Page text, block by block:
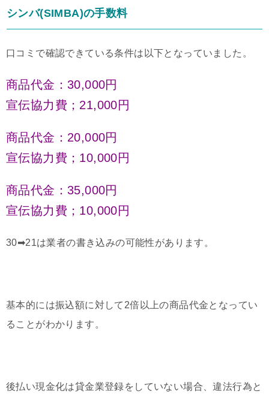
シンバ(SIMBA)の手数料
口コミで確認できている条件は以下となっていました。
商品代金：30,000円
宣伝協力費；21,000円
商品代金：20,000円
宣伝協力費；10,000円
商品代金：35,000円
宣伝協力費；10,000円
30➡21は業者の書き込みの可能性があります。
基本的には振込額に対して2倍以上の商品代金となってい
ることがわかります。
後払い現金化は貸金業登録をしていない場合、違法行為と